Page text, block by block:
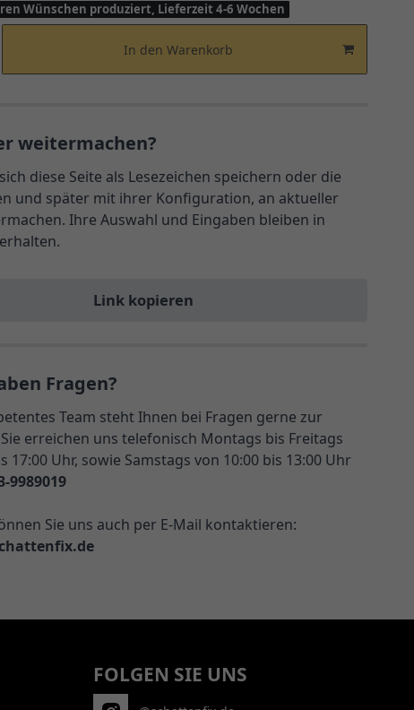
Wünschen produziert, Lieferzeit 4-6 Wochen
In den Warenkorb
weitermachen?
diese Seite als Lesezeichen speichern oder die
und später mit ihrer Konfiguration, an aktueller
Ihre Auswahl und Eingaben bleiben in
Link kopieren
Fragen?
Team steht Ihnen bei Fragen gerne zur
erreichen uns telefonisch Montags bis Freitags
17:00 Uhr, sowie Samstags von 10:00 bis 13:00 Uhr
9989019
Sie uns auch per E-Mail kontaktieren:
FOLGEN SIE UNS